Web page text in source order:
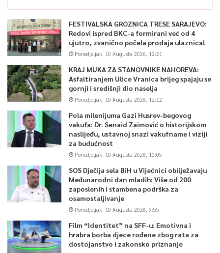
FESTIVALSKA GROZNICA TRESE SARAJEVO:
Redovi ispred BKC-a formirani već od 4
ujutro, zvanično počela prodaja ulaznica!
Ponedjeljak, 10 Augusta 2026, 12:21
KRAJ MUKA ZA STANOVNIKE NAHOREVA:
Asfaltiranjem Ulice Vranica brijeg spajaju se
gornji i središnji dio naselja
Ponedjeljak, 10 Augusta 2026, 12:12
Pola milenijuma Gazi Husrev-begovog
vakufa: Dr. Senaid Zaimović o historijskom
naslijeđu, ustavnoj snazi vakufname i viziji
za budućnost
Ponedjeljak, 10 Augusta 2026, 10:05
SOS Dječija sela BiH u Vijećnici obilježavaju
Međunarodni dan mladih: Više od 200
zaposlenih i stambena podrška za
osamostaljivanje
Ponedjeljak, 10 Augusta 2026, 9:55
Film “Identitet” na SFF-u: Emotivna i
hrabra borba djece rođene zbog rata za
dostojanstvo i zakonsko priznanje